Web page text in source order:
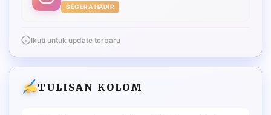
SEGERA HADIR
Ikuti untuk update terbaru
TULISAN KOLOM